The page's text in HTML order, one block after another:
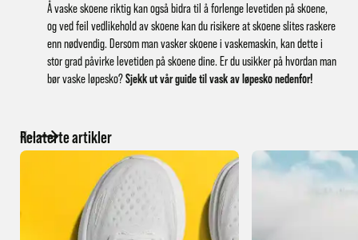
Å vaske skoene riktig kan også bidra til å forlenge levetiden på skoene,
og ved feil vedlikehold av skoene kan du risikere at skoene slites raskere
enn nødvendig. Dersom man vasker skoene i vaskemaskin, kan dette i
stor grad påvirke levetiden på skoene dine. Er du usikker på hvordan man
bør vaske løpesko?Sjekk ut vår guide til vask av løpesko nedenfor!
Relaterte artikler